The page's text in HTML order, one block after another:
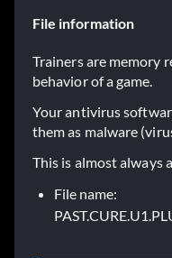
File information
Trainers are memory
behavior of a game.
Your antivirus
them as malware
This is almost always
File name: